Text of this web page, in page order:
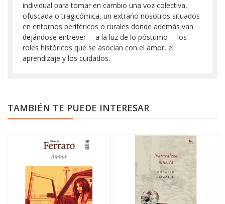
individual para tomar en cambio una voz colectiva,
ofuscada o tragicómica, un extraño nosotros situados
en entornos periféricos o rurales donde además van
dejándose entrever —a la luz de lo póstumo— los
roles históricos que se asocian con el amor, el
aprendizaje y los cuidados.
TAMBIÉN TE PUEDE INTERESAR